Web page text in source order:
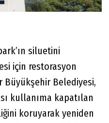
siluetini
için restorasyon
Büyükşehir Belediyesi,
kullanıma kapatılan
koruyarak yeniden